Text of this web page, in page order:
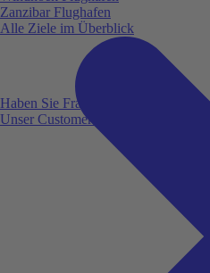
Haben Sie Fragen?
Unser Customer Service ist für Sie da!
Zanzibar Flughafen
Alle Ziele im Überblick